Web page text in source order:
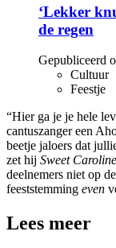
‘Lekker
de regen
Gepubliceerd
Cultuur
Feestje
“Hier ga je je hele
cantuszanger een
beetje jaloers dat
zet hij Sweet Caroline
deelnemers niet op
feeststemming even
Lees meer